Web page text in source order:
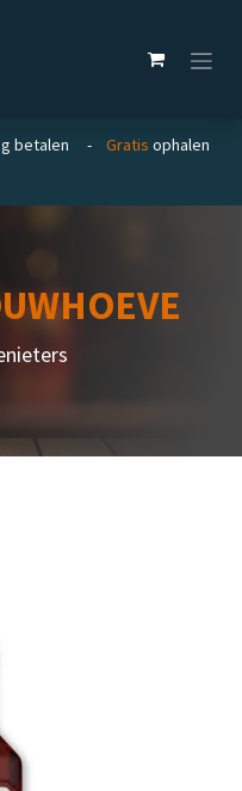
betalen - Gratis ophalen